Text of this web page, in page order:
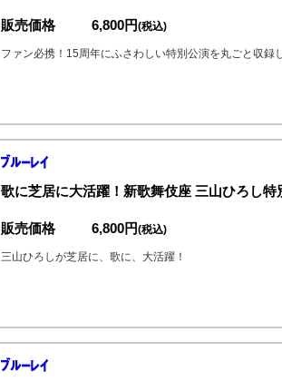
販売価格 6,800円(税込)
ファン必携！15周年にふさわしい特別公演を丸ごと収録
歌に芝居に大活躍！新歌舞伎座 三山ひろし特
販売価格 6,800円(税込)
三山ひろしが芝居に、歌に、大活躍！